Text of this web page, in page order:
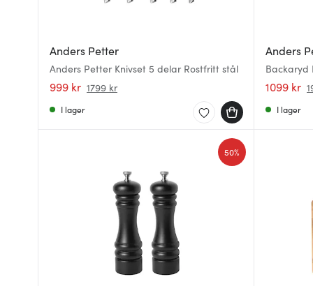
Anders Petter
Anders Petter Knivset 5 delar Rostfritt stål
999 kr 1799 kr
I lager
Anders
Backaryd
1099 kr
I lager
50%